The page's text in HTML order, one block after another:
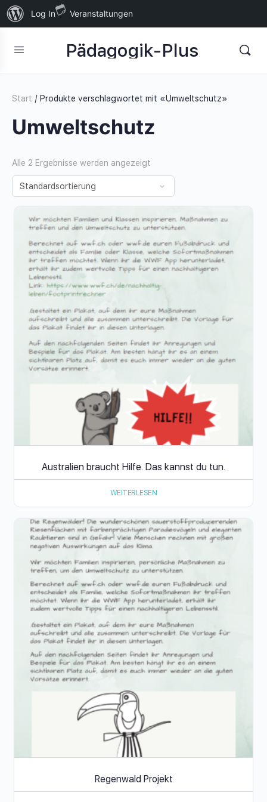
Über
WordPress
Log In Veranstaltungen
Pädagogik-Plus
Start / Produkte verschlagwortet mit «Umweltschutz»
Umweltschutz
Alle 2 Ergebnisse werden angezeigt
Australien braucht Hilfe. Das kannst du tun.
WEITERLESEN
Regenwald Projekt